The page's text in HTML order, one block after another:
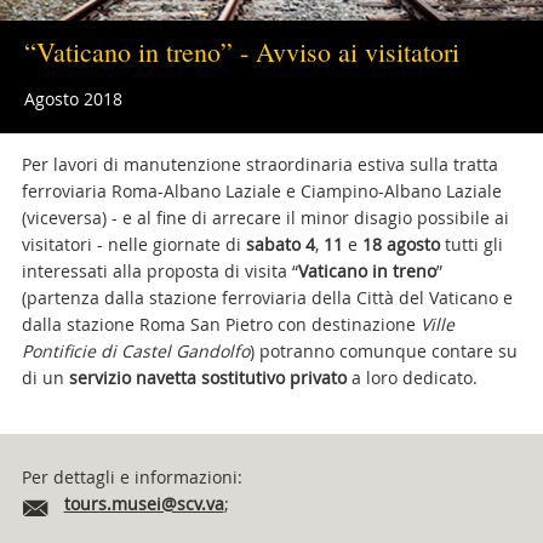
“Vaticano in treno” - Avviso ai visitatori
Agosto 2018
Per lavori di manutenzione straordinaria estiva sulla tratta
ferroviaria Roma-Albano Laziale e Ciampino-Albano Laziale
(viceversa) - e al fine di arrecare il minor disagio possibile ai
visitatori - nelle giornate di sabato 4,11 e18 agostotutti gli
interessati alla proposta di visita “Vaticano in treno”
(partenza dalla stazione ferroviaria della Città del Vaticano e
dalla stazione Roma San Pietro con destinazione Ville
Pontificie di Castel Gandolfo) potranno comunque contare su
di un servizio navetta sostitutivo privatoa loro dedicato.
Per dettagli e informazioni:
tours.musei@scv.va;